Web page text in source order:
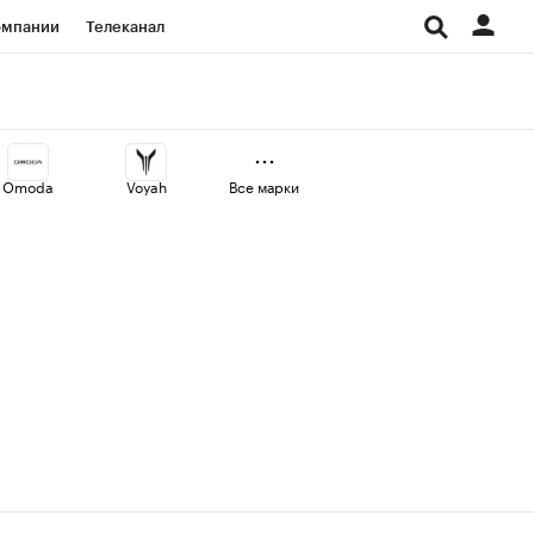
Телеканал
Проверка контрагентов
Omoda Voyah Все марки